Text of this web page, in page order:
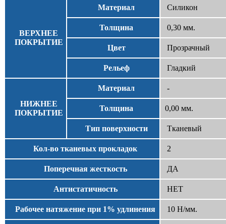
ВЕРХНЕЕ
ПОКРЫТИЕ
Материал Силикон
Толщина 0,30 мм.
Цвет Прозрачный
Рельеф Гладкий
НИЖНЕЕ
ПОКРЫТИЕ
Материал -
Толщина 0,00 мм.
Тип поверхности Тканевый
Кол-во тканевых прокладок 2
Поперечная жесткость ДА
Антистатичность НЕТ
Рабочее натяжение при 1% удлинения 10 Н/мм.